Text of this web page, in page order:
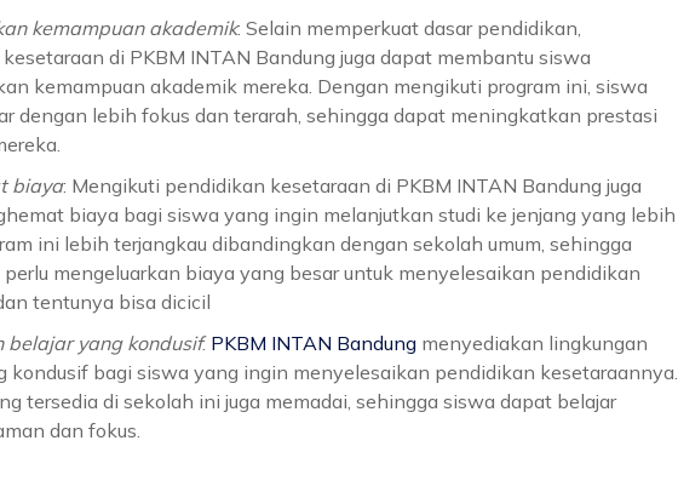
kemampuan akademik: Selain memperkuat dasar pendidikan,
di PKBM INTAN Bandung juga dapat membantu siswa
kemampuan akademik mereka. Dengan mengikuti program ini, siswa
dengan lebih fokus dan terarah, sehingga dapat meningkatkan prestasi
biaya: Mengikuti pendidikan kesetaraan di PKBM INTAN Bandung juga
biaya bagi siswa yang ingin melanjutkan studi ke jenjang yang lebih
ini lebih terjangkau dibandingkan dengan sekolah umum, sehingga
mengeluarkan biaya yang besar untuk menyelesaikan pendidikan
tentunya bisa dicicil
belajar yang kondusif: PKBM INTAN Bandung menyediakan lingkungan
kondusif bagi siswa yang ingin menyelesaikan pendidikan kesetaraannya.
tersedia di sekolah ini juga memadai, sehingga siswa dapat belajar
dan fokus.